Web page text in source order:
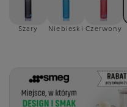
Szary Niebieski Czerwony